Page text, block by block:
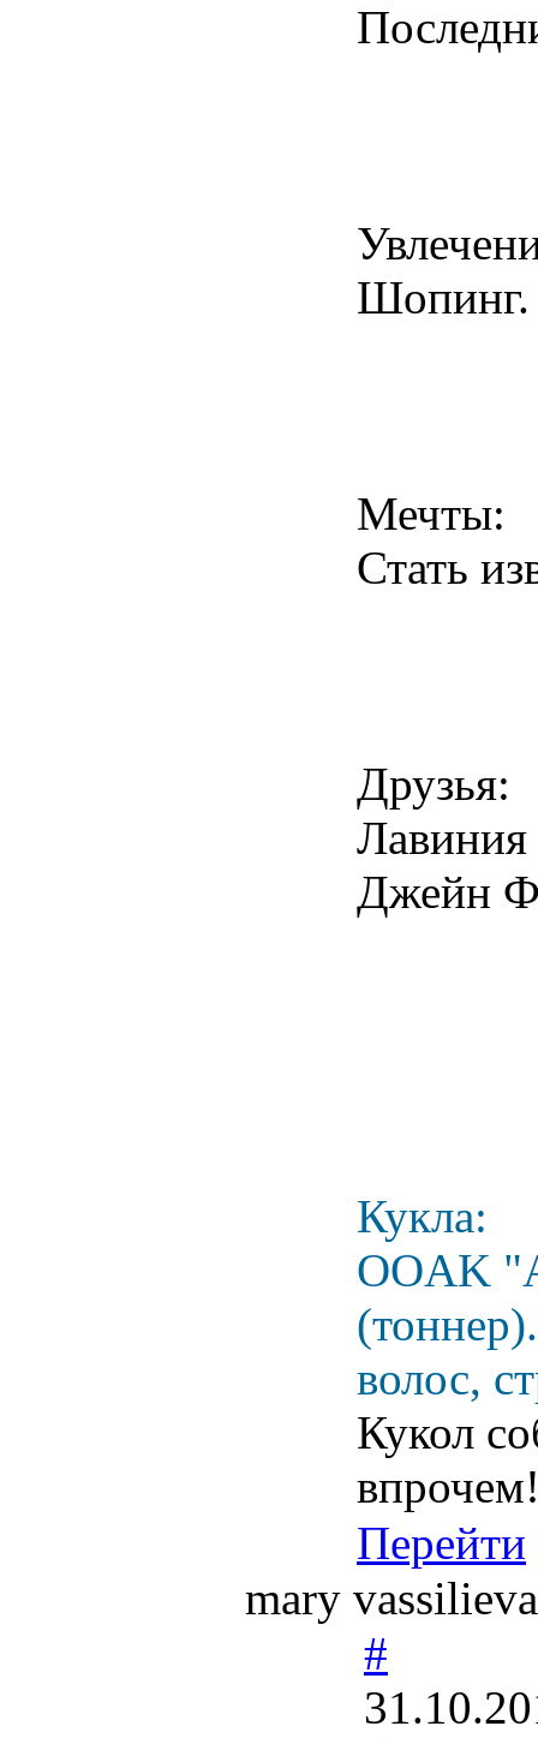
Шопинг.
Мечты:
Стать
Друзья:
Лавиния
Джейн
Кукла:
OOAK
волос,
Кукол
Перейти
mary
#